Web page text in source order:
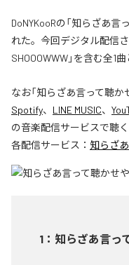
DoNYKooRの「知らざあ言
れた。今回デジタル配信
SHOOOWWW」を含む全1
なお「知らざあ言って聴か
Spotify、 LINE MUSIC、
の音楽配信サービスで聴く
各配信サービス： 知らざ
1 ： 知らざあ言っ